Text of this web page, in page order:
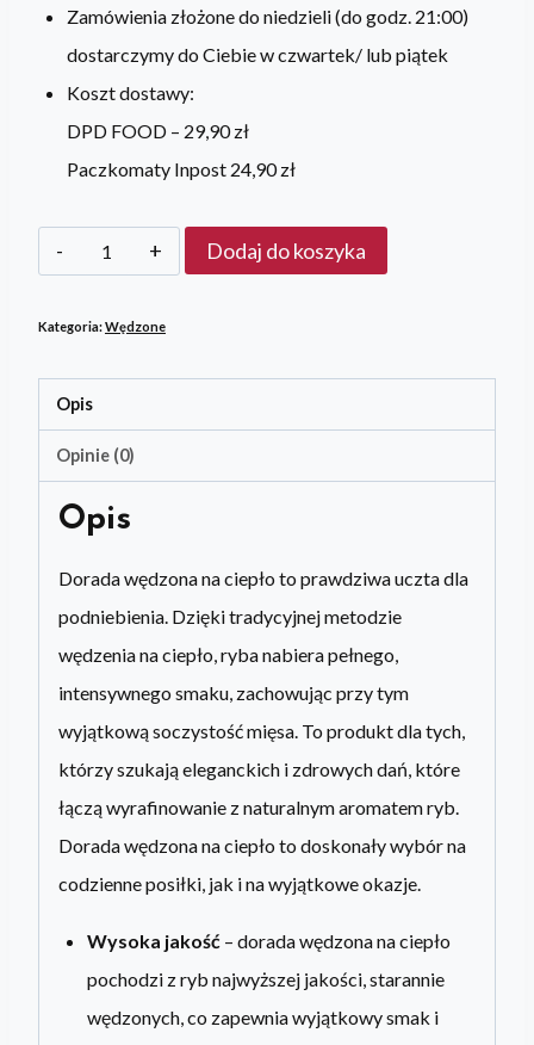
Zamówienia złożone do niedzieli (do godz. 21:00)
dostarczymy do Ciebie w czwartek/ lub piątek
Koszt dostawy:
DPD FOOD – 29,90 zł
Paczkomaty Inpost 24,90 zł
ilość
Dorada
wędzona
gorąco
330-
g
Dodaj do koszyka
Kategoria:Wędzone
Opis
Opinie (0)
Opis
Dorada wędzona na ciepło to prawdziwa uczta dla
podniebienia. Dzięki tradycyjnej metodzie
wędzenia na ciepło, ryba nabiera pełnego,
intensywnego smaku, zachowując przy tym
wyjątkową soczystość mięsa. To produkt dla tych,
którzy szukają eleganckich i zdrowych dań, które
łączą wyrafinowanie z naturalnym aromatem ryb.
Dorada wędzona na ciepło to doskonały wybór na
codzienne posiłki, jak i na wyjątkowe okazje.
Wysoka jakość – dorada wędzona na ciepło
pochodzi z ryb najwyższej jakości, starannie
wędzonych, co zapewnia wyjątkowy smak i